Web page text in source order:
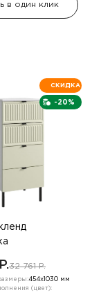
в один клик
-20%
СКИДКА
32 761 P.
454х1030 мм
(цвет):